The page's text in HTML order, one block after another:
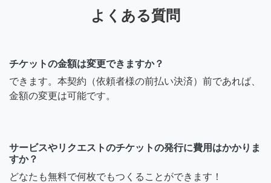
よくある質問
チケットの金額は変更できますか？
できます。本契約（依頼者様の前払い決済）前であれば、
金額の変更は可能です。
サービスやリクエストのチケットの発行に費用はかかりま
すか？
どなたも無料で何枚でもつくることができます！